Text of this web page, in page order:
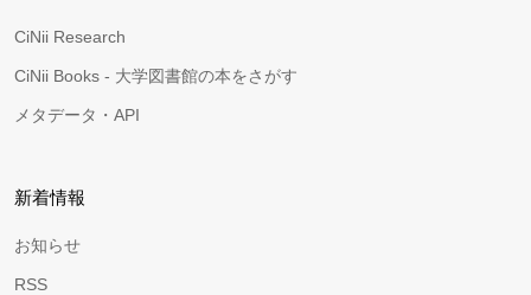
CiNii Research
CiNii Books - 大学図書館の本をさがす
メタデータ・API
新着情報
お知らせ
RSS